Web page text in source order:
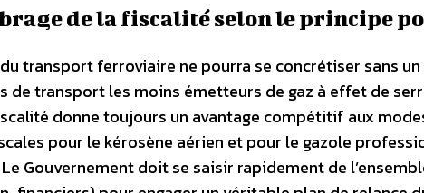
de la fiscalité selon le principe
transport ferroviaire ne pourra se concrétiser sans
de transport les moins émetteurs de gaz à effet de
donne toujours un avantage compétitif aux
pour le kérosène aérien et pour le gazole
Gouvernement doit se saisir rapidement de